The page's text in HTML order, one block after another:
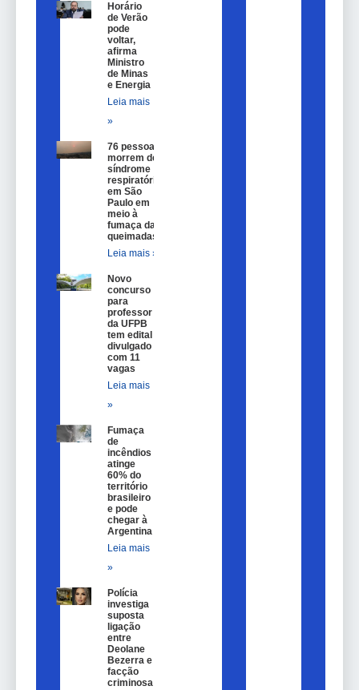
Horário
de Verão
pode
voltar,
afirma
Ministro
de Minas
e Energia
Leia mais
»
76 pessoas
morrem de
síndrome
respiratória
em São
Paulo em
meio à
fumaça das
queimadas
Leia mais »
Novo
concurso
para
professor
da UFPB
tem edital
divulgado
com 11
vagas
Leia mais
»
Fumaça
de
incêndios
atinge
60% do
território
brasileiro
e pode
chegar à
Argentina
Leia mais
»
Polícia
investiga
suposta
ligação
entre
Deolane
Bezerra e
facção
criminosa